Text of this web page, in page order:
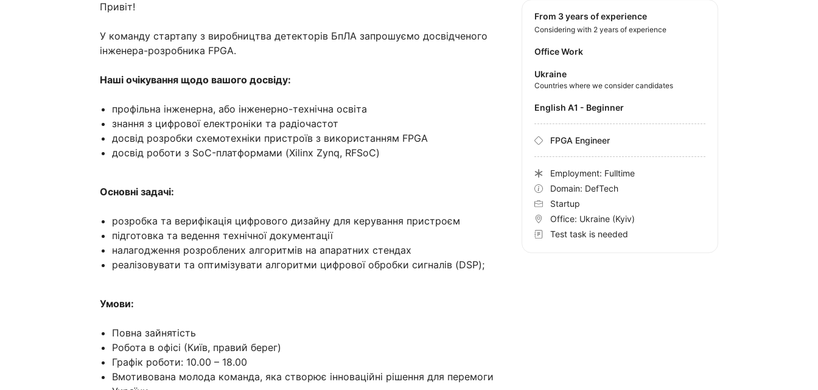
Привіт!
У команду стартапу з виробництва детекторів БпЛА запрошуємо досвідченого
інженера-розробника FPGA.
Наші очікування щодо вашого досвіду:
профільна інженерна, або інженерно-технічна освіта
знання з цифрової електроніки та радіочастот
досвід розробки схемотехніки пристроїв з використанням FPGA
досвід роботи з SoC-платформами (Xilinx Zynq, RFSoC)
Основні задачі:
розробка та верифікація цифрового дизайну для керування пристроєм
підготовка та ведення технічної документації
налагодження розроблених алгоритмів на апаратних стендах
реалізовувати та оптимізувати алгоритми цифрової обробки сигналів (DSP);
Умови:
Повна зайнятість
Робота в офісі (Київ, правий берег)
Графік роботи: 10.00 – 18.00
Вмотивована молода команда, яка створює інноваційні рішення для перемоги
from 3 years of experience
Considering with 2 years of experience
Office Work
Ukraine
Countries where we consider candidates
English A1 - Beginner
FPGA Engineer
Employment: Fulltime
Domain: DefTech
Startup
Office: Ukraine (Kyiv)
Test task is needed